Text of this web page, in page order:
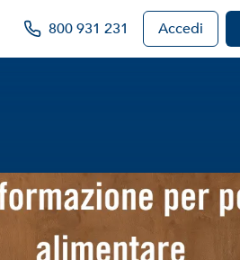
800 931 231 Accedi